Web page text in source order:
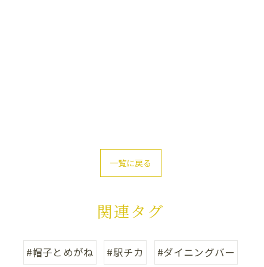
一覧に戻る
関連タグ
#帽子とめがね #駅チカ #ダイニングバー